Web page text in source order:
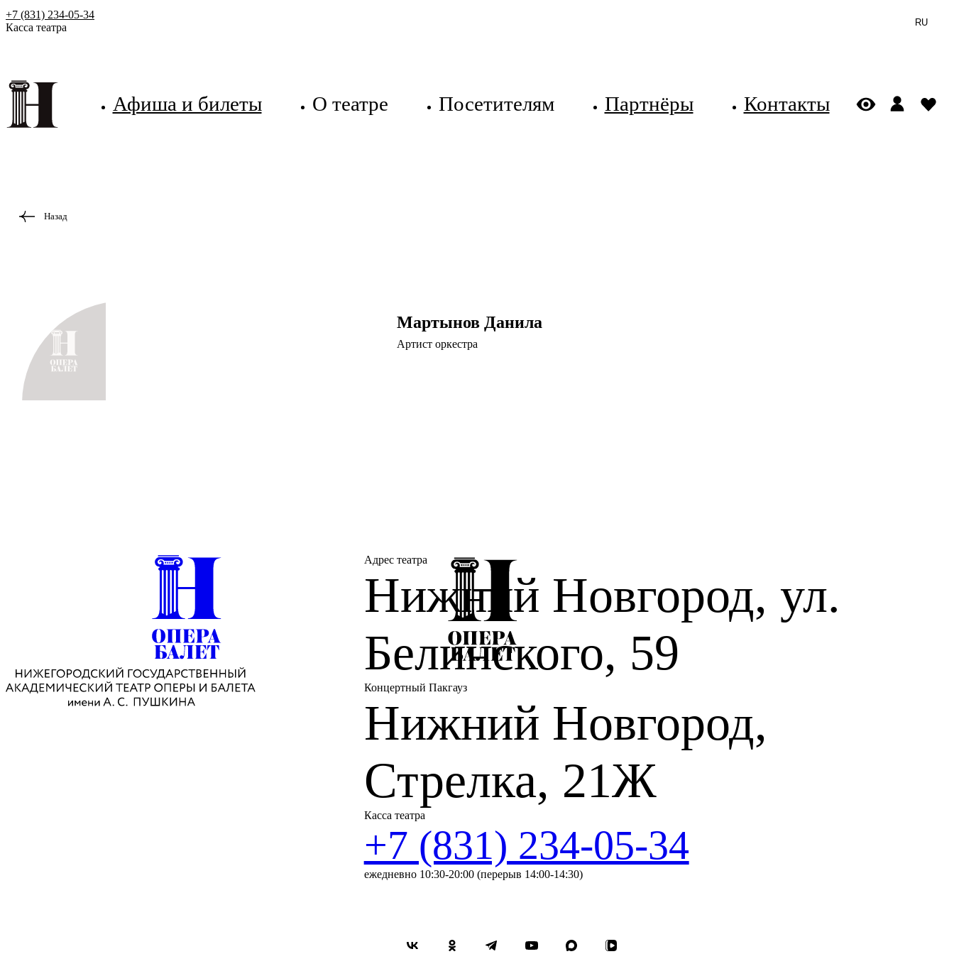
+7 (831) 234-05-34
Касса театра
RU
Афиша и билеты О театре Посетителям Партнёры Контакты
Назад
Мартынов Данила
Артист оркестра
Адрес театра
Нижний Новгород, ул.
Белинского, 59
Концертный Пакгауз
Нижний Новгород,
Стрелка, 21Ж
Касса театра
+7 (831) 234-05-34
ежедневно 10:30-20:00 (перерыв 14:00-14:30)